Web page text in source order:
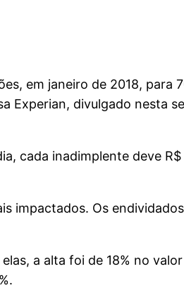
em janeiro de 2018, para
Experian, divulgado nesta
cada inadimplente deve
impactados. Os
a alta foi de 18% no